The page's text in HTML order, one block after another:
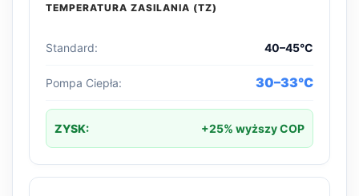
TEMPERATURA ZASILANIA (TZ)
Standard: 40–45°C
Pompa Ciepła: 30–33°C
ZYSK: +25% wyższy COP